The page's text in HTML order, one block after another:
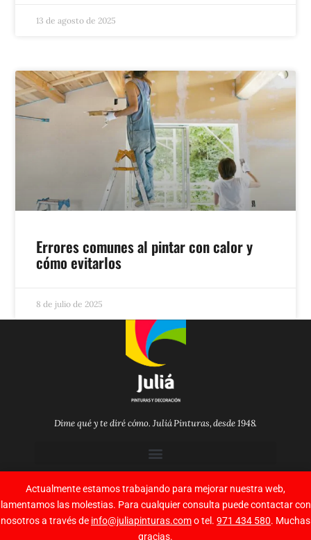
Actualmente estamos trabajando para mejorar nuestra web,
lamentamos las molestias. Para cualquier consulta puede contactar con
nosotros a través de info@juliapinturas.como tel. 971 434 580. Muchas
gracias.
13 de agosto de 2025
Errores comunes al pintar con calor y
cómo evitarlos
8 de julio de 2025
Dime qué y te diré cómo. Juliá Pinturas, desde 1948.
Síguenos en las redes sociales
F
a
c
e
n
s
t
Y
o
u
t
i
n